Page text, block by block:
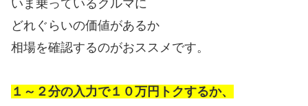
いま乗っているクルマに
どれぐらいの価値があるか
相場を確認するのがおススメです。
１～２分の入力で１０万円トクするか、